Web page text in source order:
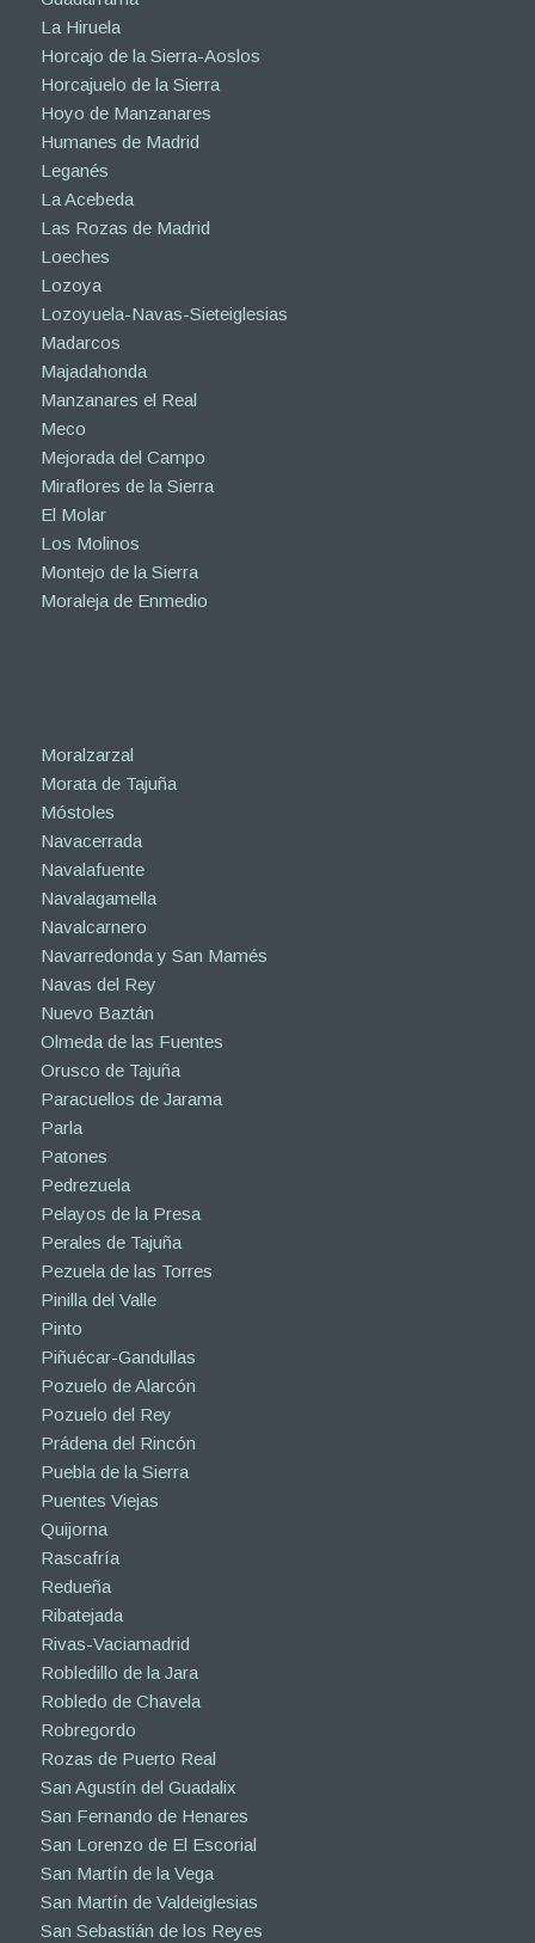
La Hiruela
Horcajo de la Sierra-Aoslos
Horcajuelo de la Sierra
Hoyo de Manzanares
Humanes de Madrid
Leganés
La Acebeda
Las Rozas de Madrid
Loeches
Lozoya
Lozoyuela-Navas-Sieteiglesias
Madarcos
Majadahonda
Manzanares el Real
Meco
Mejorada del Campo
Miraflores de la Sierra
El Molar
Los Molinos
Montejo de la Sierra
Moraleja de Enmedio
Moralzarzal
Morata de Tajuña
Móstoles
Navacerrada
Navalafuente
Navalagamella
Navalcarnero
Navarredonda y San Mamés
Navas del Rey
Nuevo Baztán
Olmeda de las Fuentes
Orusco de Tajuña
Paracuellos de Jarama
Parla
Patones
Pedrezuela
Pelayos de la Presa
Perales de Tajuña
Pezuela de las Torres
Pinilla del Valle
Pinto
Piñuécar-Gandullas
Pozuelo de Alarcón
Pozuelo del Rey
Prádena del Rincón
Puebla de la Sierra
Puentes Viejas
Quijorna
Rascafría
Redueña
Ribatejada
Rivas-Vaciamadrid
Robledillo de la Jara
Robledo de Chavela
Robregordo
Rozas de Puerto Real
San Agustín del Guadalix
San Fernando de Henares
San Lorenzo de El Escorial
San Martín de la Vega
San Martín de Valdeiglesias
San Sebastián de los Reyes